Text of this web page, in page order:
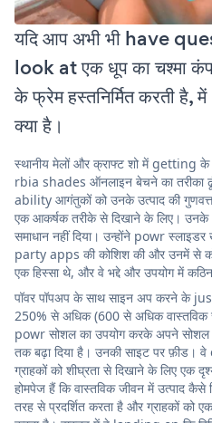
यदि आप अभी भी have
look at एक धूप का चश्मा
के फ्रेम हस्तनिर्मित करती
क्या है।
स्थानीय मेलों और क्राफ्ट शो में getting
rbia shades ऑनलाइन बेचने का
ability आगंतुकों को उनके उत्पाद की
एक आकर्षक तरीके से दिखाने के लिए।
समाधान नहीं दिया। उन्होंने powr
party apps की कोशिश की और उनमें से
एक हिस्सा थे, और वे भद्दे और उपयोग में
पॉवर पॉपअप के साथ साइन अप करने के
250% से अधिक (600 से अधिक
powr सोशल का उपयोग करके अपने सोशल
तक बढ़ा दिया है। उनकी साइट पर
ग्राहकों को शीघ्रता से दिखाने के लिए एक
होमपेज हैं कि वास्तविक जीवन में उत्पाद
तरह से प्रदर्शित करता है और ग्राहकों को